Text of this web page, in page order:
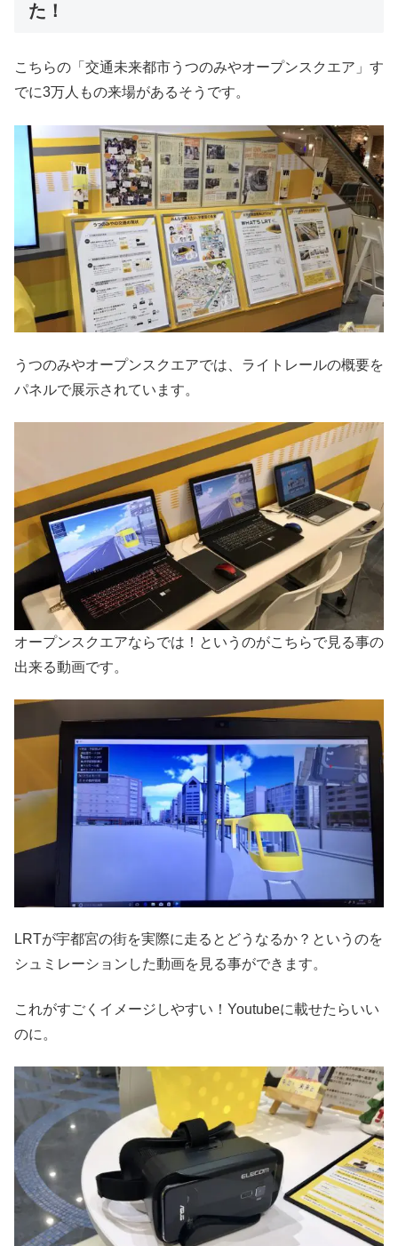
た！
こちらの「交通未来都市うつのみやオープンスクエア」す
でに3万人もの来場があるそうです。
うつのみやオープンスクエアでは、ライトレールの概要を
パネルで展示されています。
オープンスクエアならでは！というのがこちらで見る事の
出来る動画です。
LRTが宇都宮の街を実際に走るとどうなるか？というのを
シュミレーションした動画を見る事ができます。
これがすごくイメージしやすい！Youtubeに載せたらいい
のに。